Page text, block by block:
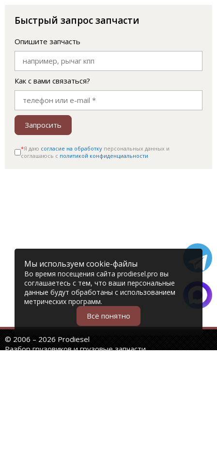
Быстрый запрос запчасти
Опишите запчасть
Как с вами связаться?
Запросить
*Я даю согласие на обработку персональных данных и
соглашаюсь c политикой конфиденциальности
© 2006 – 2026 Prodiesel
Разбор грузовиков и грузовые запчасти
Мы используем cookie-файлы
Во время посещения сайта prodiesel.pro вы
соглашаетесь с тем, что ваши персональные
данные будут обработаны с использованием
метрических программ.
Всё понятно